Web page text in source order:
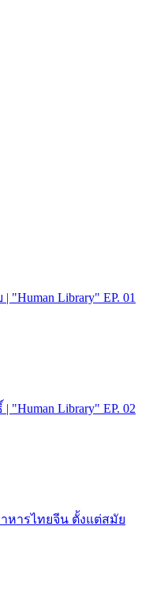
Library" EP. 01
Library" EP. 02
หารไทยจีน ตั้งแต่สมัย